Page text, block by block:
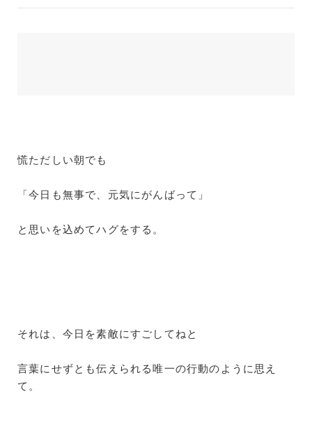
慌ただしい朝でも
「今日も無事で、元気にがんばって」
と思いを込めてハグをする。
それは、今日を素敵にすごしてねと
言葉にせずとも伝えられる唯一の行動のように思え
て。